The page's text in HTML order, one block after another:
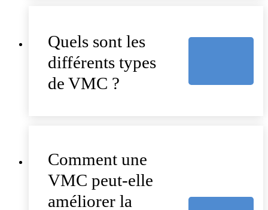
Quels sont les
différents types
de VMC ?
Comment une
VMC peut-elle
améliorer la